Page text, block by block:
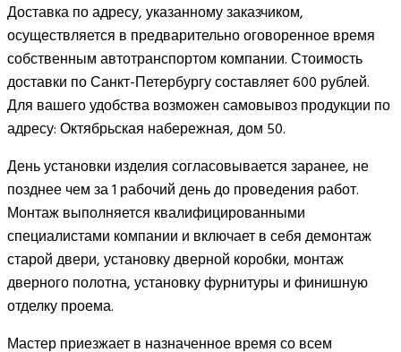
Доставка по адресу, указанному заказчиком,
осуществляется в предварительно оговоренное время
собственным автотранспортом компании. Стоимость
доставки по Санкт-Петербургу составляет 600 рублей.
Для вашего удобства возможен самовывоз продукции по
адресу: Октябрьская набережная, дом 50.
День установки изделия согласовывается заранее, не
позднее чем за 1 рабочий день до проведения работ.
Монтаж выполняется квалифицированными
специалистами компании и включает в себя демонтаж
старой двери, установку дверной коробки, монтаж
дверного полотна, установку фурнитуры и финишную
отделку проема.
Мастер приезжает в назначенное время со всем